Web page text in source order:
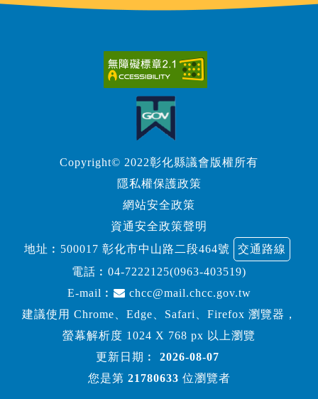
Copyright© 2022彰化縣議會版權所有
隱私權保護政策
網站安全政策
資通安全政策聲明
地址︰500017 彰化市中山路二段464號
交通路線
電話︰ 04-7222125(0963-403519)
E-mail︰
chcc@mail.chcc.gov.tw
建議使用 Chrome、Edge、Safari、Firefox 瀏覽器，
螢幕解析度 1024 X 768 px 以上瀏覽
更新日期︰
2026-08-07
您是第 21780633 位瀏覽者